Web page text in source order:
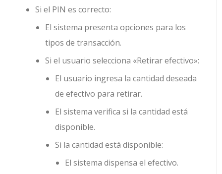
Si el PIN es correcto:
El sistema presenta opciones para los
tipos de transacción.
Si el usuario selecciona «Retirar efectivo»:
El usuario ingresa la cantidad deseada
de efectivo para retirar.
El sistema verifica si la cantidad está
disponible.
Si la cantidad está disponible:
El sistema dispensa el efectivo.